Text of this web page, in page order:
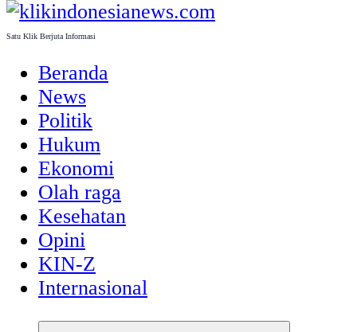
Satu Klik Berjuta Informasi
Beranda
News
Politik
Hukum
Ekonomi
Olah raga
Kesehatan
Opini
KIN-Z
Internasional